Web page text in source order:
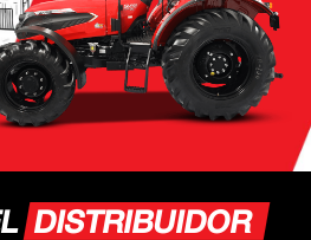
DISTRIBUIDOR